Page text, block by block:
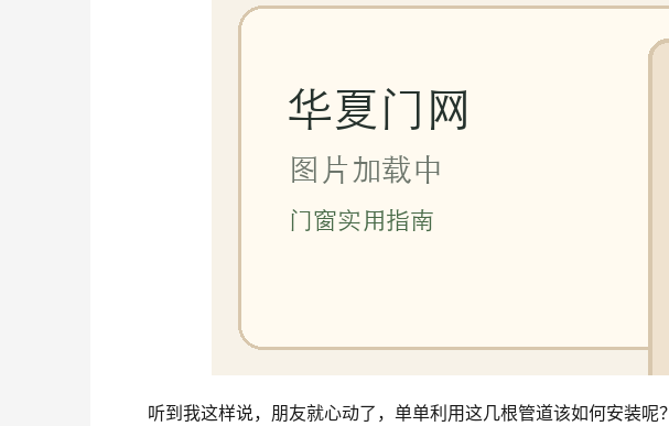
听到我这样说，朋友就心动了，单单利用这几根管道该如何安装呢？